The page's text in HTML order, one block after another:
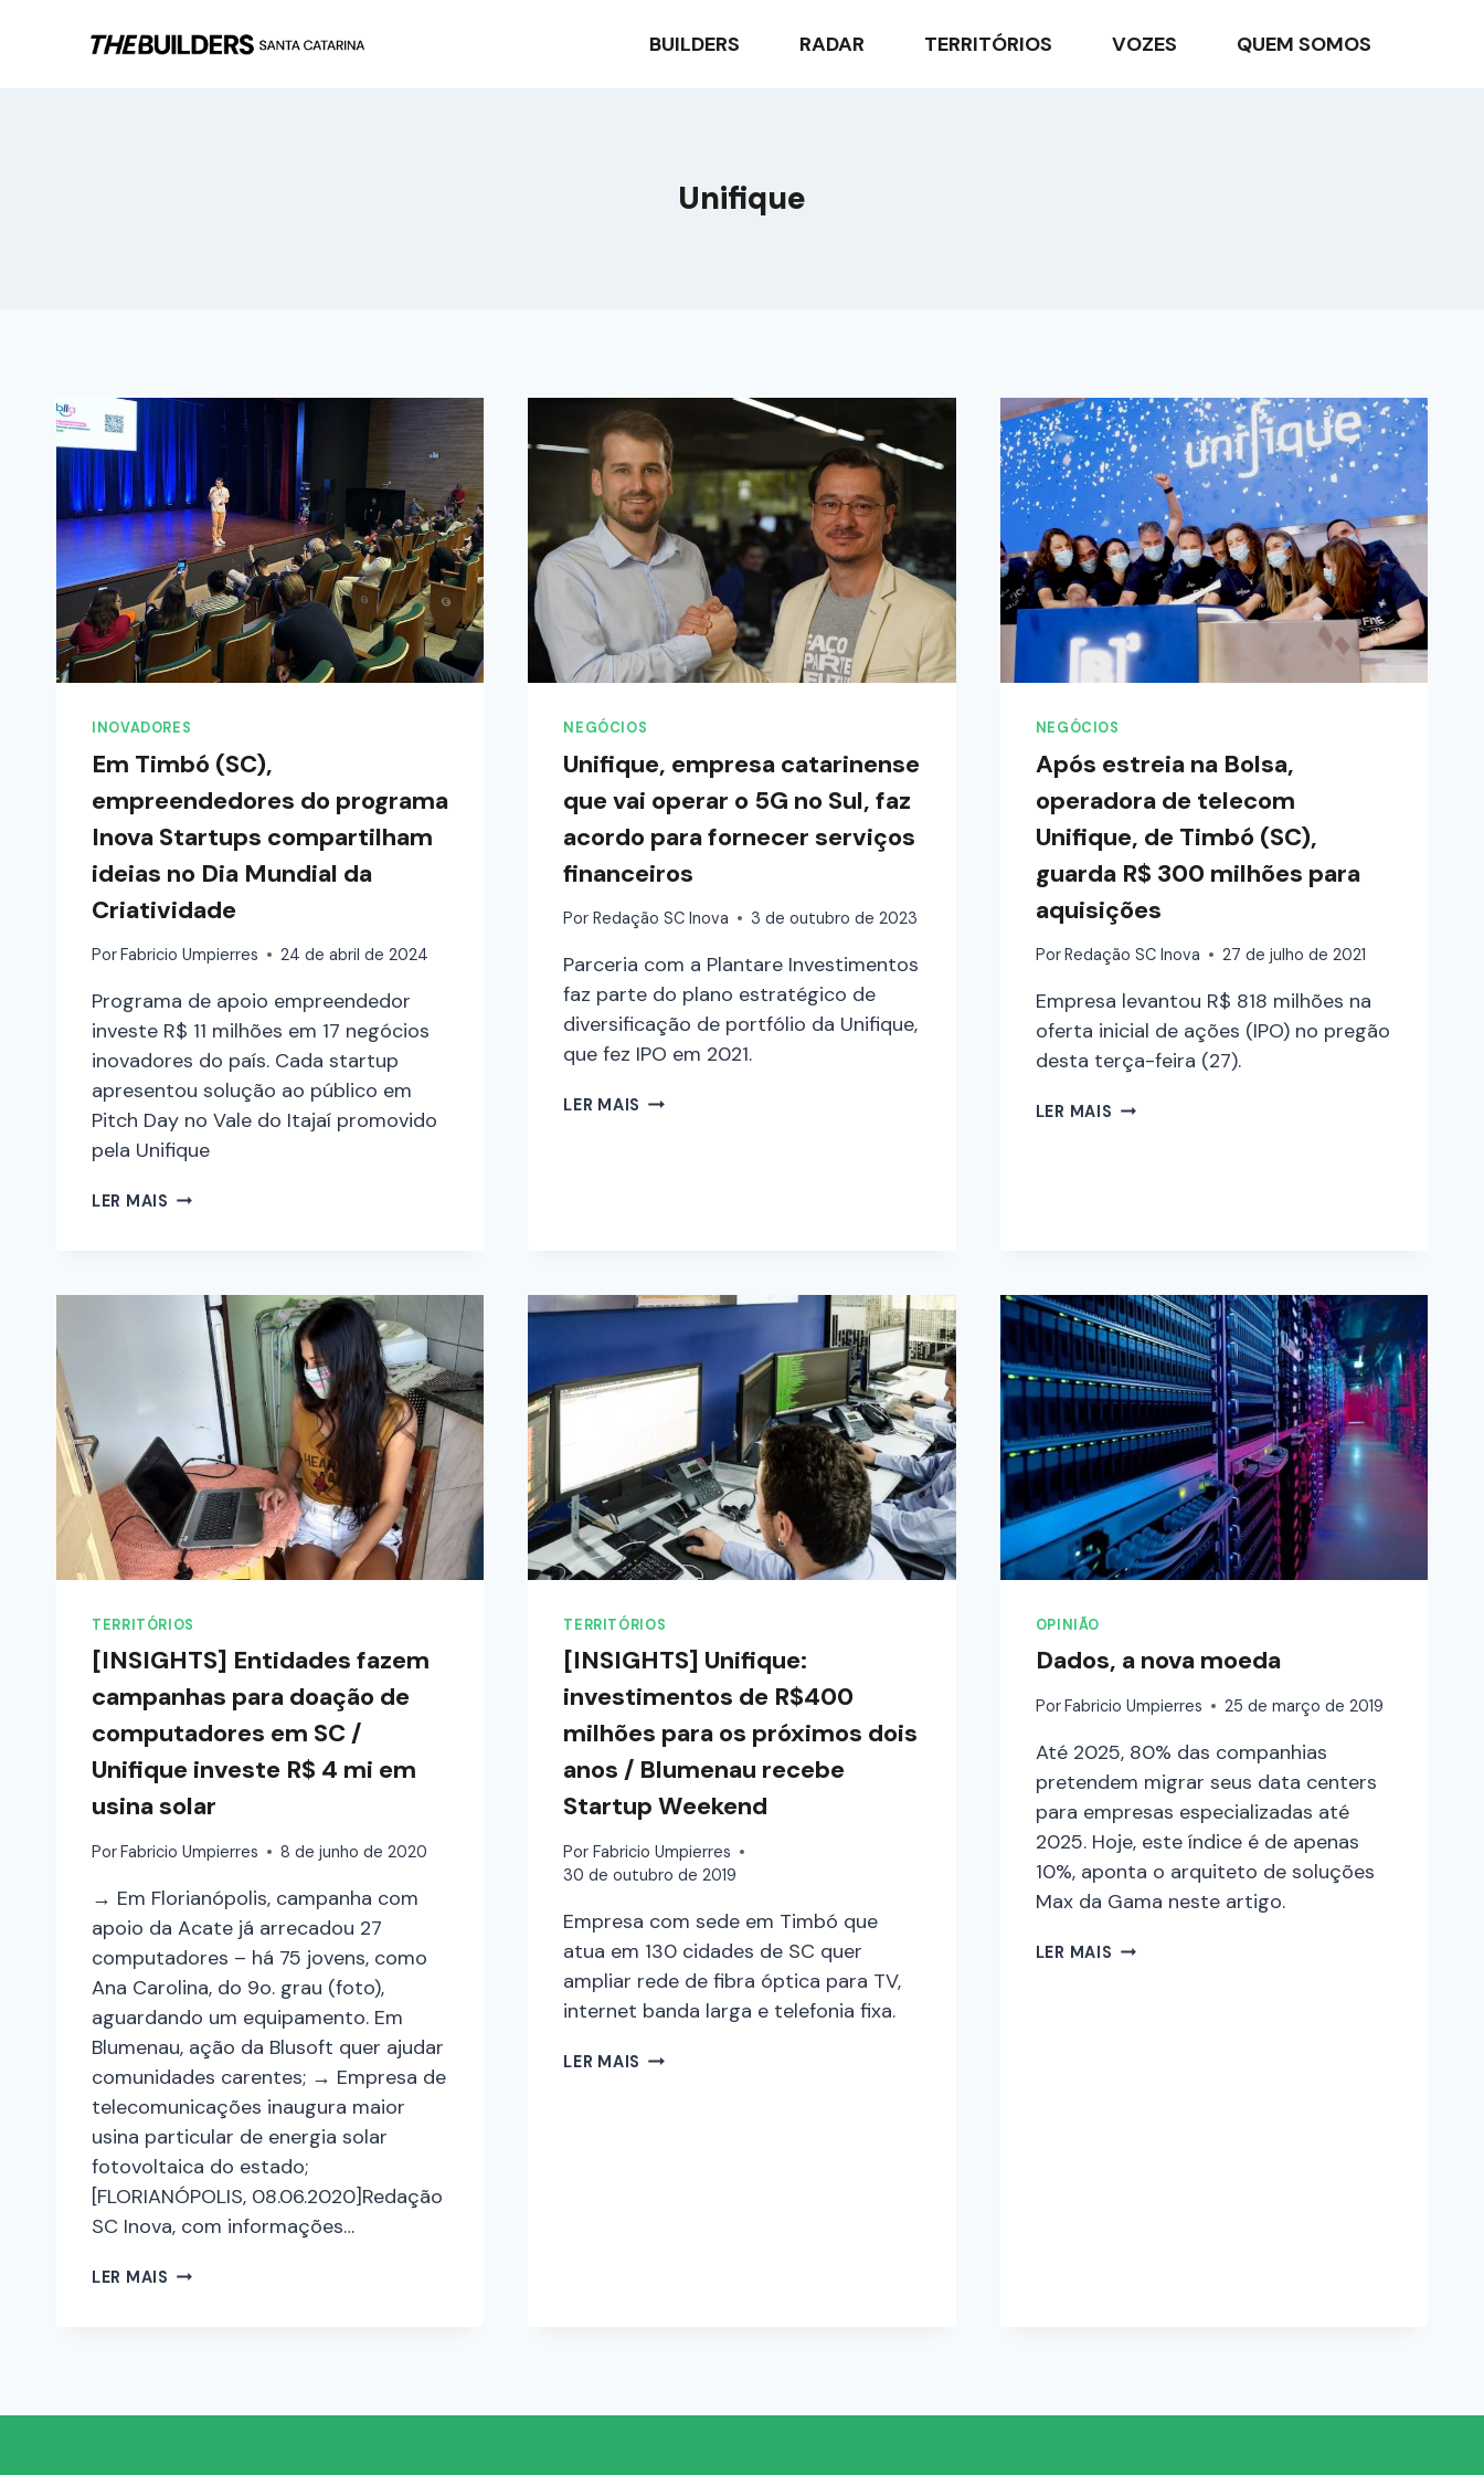
BUILDERS RADAR TERRITÓRIOS VOZES QUEM SOMOS
Unifique
INOVADORES
Em Timbó (SC),
empreendedores do programa
Inova Startups compartilham
ideias no Dia Mundial da
Criatividade
PorFabricio Umpierres 24 de abril de 2024
Programa de apoio empreendedor
investe R$ 11 milhões em 17 negócios
inovadores do país. Cada startup
apresentou solução ao público em
Pitch Day no Vale do Itajaí promovido
pela Unifique
LER MAIS
NEGÓCIOS
Unifique, empresa catarinense
que vai operar o 5G no Sul, faz
acordo para fornecer serviços
financeiros
Por Redação SC Inova 3 de outubro de 2023
Parceria com a Plantare Investimentos
faz parte do plano estratégico de
diversificação de portfólio da Unifique,
que fez IPO em 2021.
LER MAIS
NEGÓCIOS
Após estreia na Bolsa,
operadora de telecom
Unifique, de Timbó (SC),
guarda R$ 300 milhões para
aquisições
PorRedação SC Inova 27 de julho de 2021
Empresa levantou R$ 818 milhões na
oferta inicial de ações (IPO) no pregão
desta terça-feira (27).
LER MAIS
TERRITÓRIOS
[INSIGHTS] Entidades fazem
campanhas para doação de
computadores em SC /
Unifique investe R$ 4 mi em
usina solar
PorFabricio Umpierres 8 de junho de 2020
→ Em Florianópolis, campanha com
apoio da Acate já arrecadou 27
computadores – há 75 jovens, como
Ana Carolina, do 9o. grau (foto),
aguardando um equipamento. Em
Blumenau, ação da Blusoft quer ajudar
comunidades carentes; → Empresa de
telecomunicações inaugura maior
usina particular de energia solar
fotovoltaica do estado;
[FLORIANÓPOLIS, 08.06.2020]Redação
SC Inova, com informações…
LER MAIS
TERRITÓRIOS
[INSIGHTS] Unifique:
investimentos de R$400
milhões para os próximos dois
anos / Blumenau recebe
Startup Weekend
Por Fabricio Umpierres
30 de outubro de 2019
Empresa com sede em Timbó que
atua em 130 cidades de SC quer
ampliar rede de fibra óptica para TV,
internet banda larga e telefonia fixa.
LER MAIS
OPINIÃO
Dados, a nova moeda
PorFabricio Umpierres 25 de março de 2019
Até 2025, 80% das companhias
pretendem migrar seus data centers
para empresas especializadas até
2025. Hoje, este índice é de apenas
10%, aponta o arquiteto de soluções
Max da Gama neste artigo.
LER MAIS